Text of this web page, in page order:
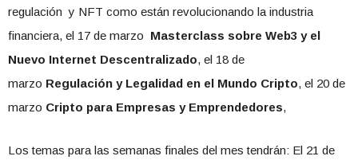
regulación y NFT como están revolucionando la industria
financiera, el 17 de marzo Masterclass sobre Web3 y el
Nuevo Internet Descentralizado, el 18 de
marzo Regulación y Legalidad en el Mundo Cripto, el 20 de
marzo Cripto para Empresas y Emprendedores,
Los temas para las semanas finales del mes tendrán: El 21 de